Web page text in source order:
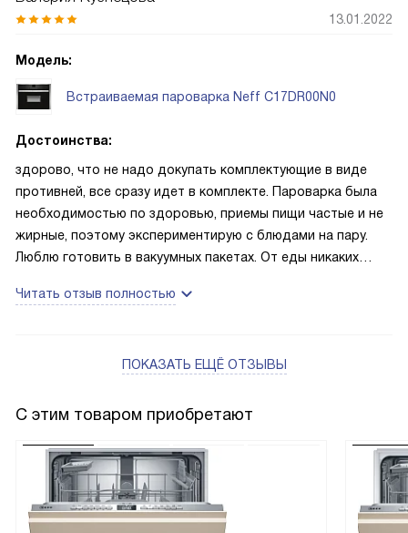
13.01.2022
Модель:
Встраиваемая пароварка Neff C17DR00N0
Достоинства:
здорово, что не надо докупать комплектующие в виде
противней, все сразу идет в комплекте. Пароварка была
необходимостью по здоровью, приемы пищи частые и не
жирные, поэтому экспериментирую с блюдами на пару.
Люблю готовить в вакуумных пакетах. От еды никаких
Читать отзыв полностью
ПОКАЗАТЬ ЕЩЁ ОТЗЫВЫ
С этим товаром приобретают